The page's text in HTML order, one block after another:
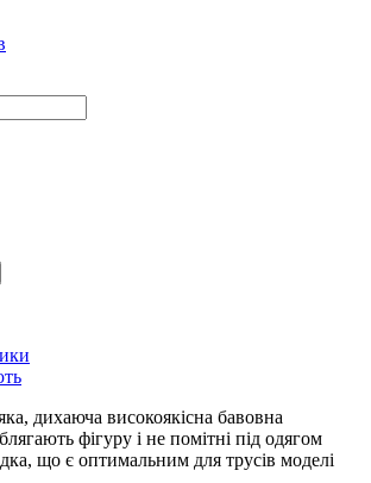
дихаюча високоякісна бавовна
фігуру і не помітні під одягом
що є оптимальним для трусів моделі